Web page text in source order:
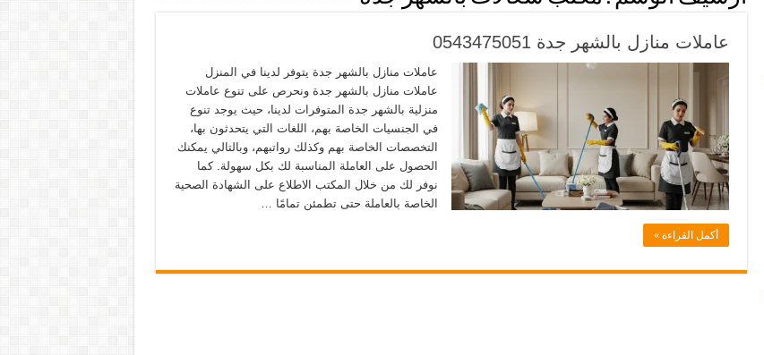
عاملات منازل بالشهر جدة 0543475051
عاملات منازل بالشهر جدة يتوفر لدينا في المنزل
عاملات منازل بالشهر جدة ونحرص على تنوع عاملات
منزلية بالشهر جدة المتوفرات لدينا، حيث يوجد تنوع
في الجنسيات الخاصة بهم، اللغات التي يتحدثون بها،
التخصصات الخاصة بهم وكذلك رواتبهم، وبالتالي يمكنك
الحصول على العاملة المناسبة لك بكل سهولة. كما
نوفر لك من خلال المكتب الاطلاع على الشهادة الصحية
الخاصة بالعاملة حتى تطمئن تمامًا …
أكمل القراءة »